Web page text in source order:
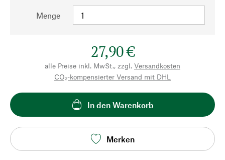
Menge
27,90 €
alle Preise inkl. MwSt., zzgl. Versandkosten
CO₂-kompensierter Versand mit DHL
In den Warenkorb
Merken